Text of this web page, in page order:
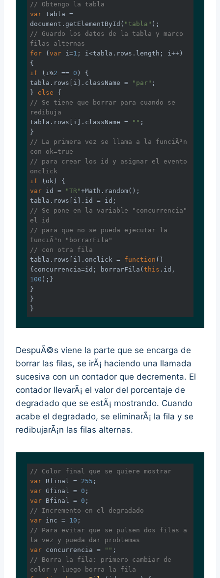
// Obtengo la tabla
var
tabla =
document .getElementById( "tabla"
// Guardo los datos de la tabla y marco
filas alternas
for ( var i=1 ; i<tabla.rows.length; i++)
if (i%2 == 0 ) {
tabla.rows[i].className =
"par" ;
} else
// Se tiene que borrar para cuando se
redibuja
tabla.rows[i].className =
"" ;
// La primera vez se llama a la funciÃ³n
con ok=true
// para crear los id y asignar el evento
onclick
if
var id = "TR"+Math .random();
// Se pone en la variable "concurrencia"
el id
// para que no se pueda ejecutar la
funciÃ³n "borrarFila"
// con otra fila
tabla.rows[i].onclick = function (
{concurrencia=id; borrarFila( this
100 );}
}
}
}
DespuÃ©s viene la parte que se encarga de
borrar las filas, se irÃ¡ haciendo una llamada
sucesiva con un contador que decrementa. El
contador llevarÃ¡ el valor del porcentaje de
degradado que se estÃ¡ mostrando. Cuando
acabe el degradado, se eliminarÃ¡ la fila y se
redibujarÃ¡n las filas alternas.
// Color final que se quiere mostrar
var Rfinal = 255
var Gfinal = 0
var Bfinal = 0
// Incremento en el degradado
var inc = 10
// Para evitar que se pulsen dos filas a
la vez y pueda dar problemas
var concurrencia = ""
// Borra la fila: primero cambiar de
color y luego borra la fila